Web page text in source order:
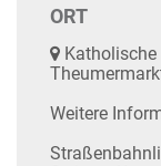
ORT
Weitere